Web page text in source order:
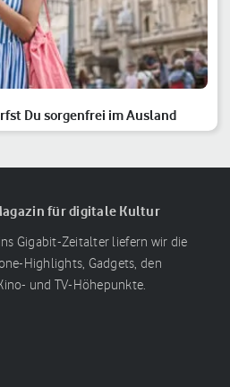
Du sorgenfrei im Ausland
für digitale Kultur
Gigabit-Zeitalter liefern wir die
Highlights, Gadgets, den
und TV-Höhepunkte.